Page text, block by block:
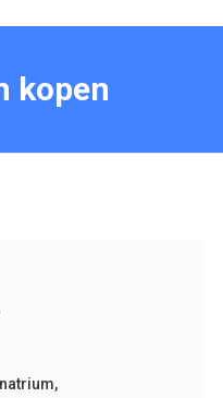
kopen
,